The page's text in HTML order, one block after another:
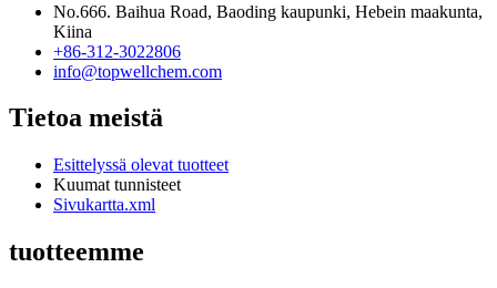
No.666. Baihua Road, Baoding kaupunki, Hebein maakunta,
Kiina
+86-312-3022806
info@topwellchem.com
Tietoa meistä
Esittelyssä olevat tuotteet
Kuumat tunnisteet
Sivukartta.xml
tuotteemme